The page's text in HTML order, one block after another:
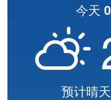
今天
预计晴